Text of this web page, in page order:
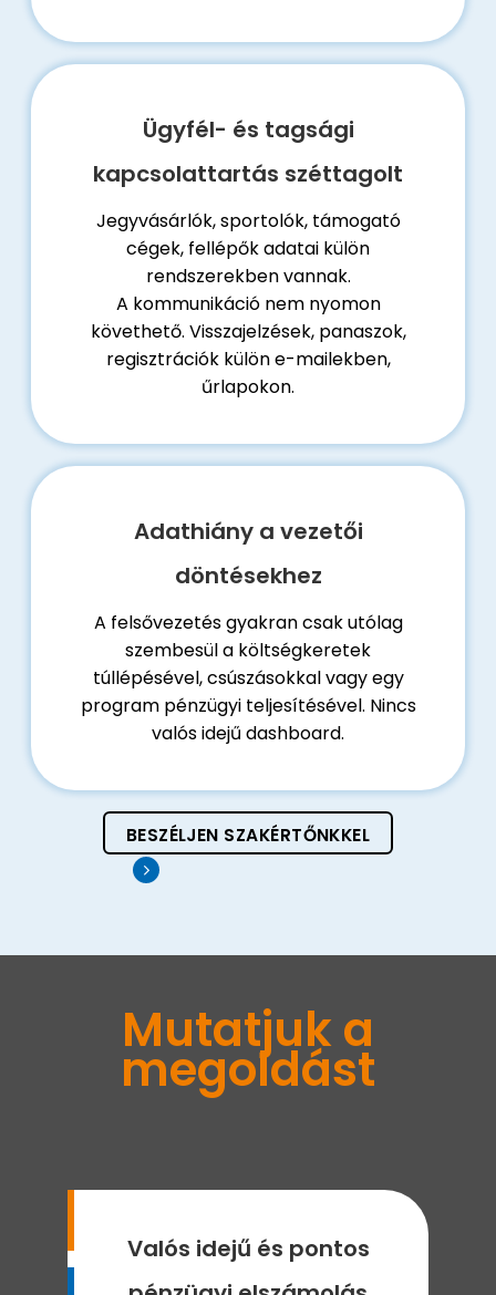
Ügyfél- és tagsági
kapcsolattartás széttagolt
Jegyvásárlók, sportolók, támogató
cégek, fellépők adatai külön
rendszerekben vannak.
A kommunikáció nem nyomon
követhető. Visszajelzések, panaszok,
regisztrációk külön e-mailekben,
űrlapokon.
Adathiány a vezetői
döntésekhez
A felsővezetés gyakran csak utólag
szembesül a költségkeretek
túllépésével, csúszásokkal vagy egy
program pénzügyi teljesítésével. Nincs
valós idejű dashboard.
BESZÉLJEN SZAKÉRTŐNKKEL
Mutatjuk a
megoldást
Valós idejű és pontos